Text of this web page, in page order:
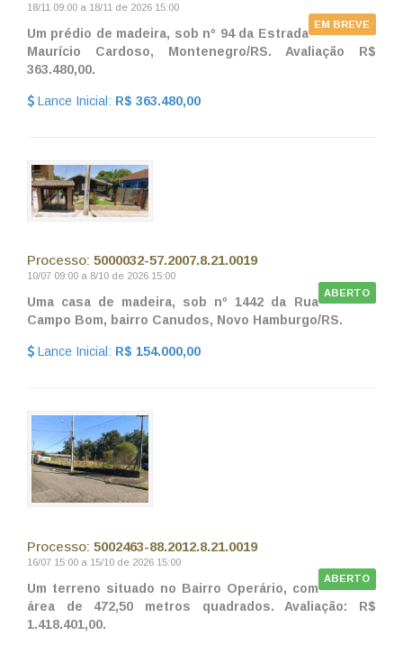
18/11 09:00 a 18/11 de 2026 15:00
EM BREVE
Um prédio de madeira, sob nº 94 da Estrada
Maurício Cardoso, Montenegro/RS. Avaliação R$
363.480,00.
Lance Inicial: R$ 363.480,00
Processo: 5000032-57.2007.8.21.0019
10/07 09:00 a 8/10 de 2026 15:00
ABERTO
Uma casa de madeira, sob nº 1442 da Rua
Campo Bom, bairro Canudos, Novo Hamburgo/RS.
Lance Inicial: R$ 154.000,00
Processo: 5002463-88.2012.8.21.0019
16/07 15:00 a 15/10 de 2026 15:00
ABERTO
Um terreno situado no Bairro Operário, com
área de 472,50 metros quadrados. Avaliação: R$
1.418.401,00.